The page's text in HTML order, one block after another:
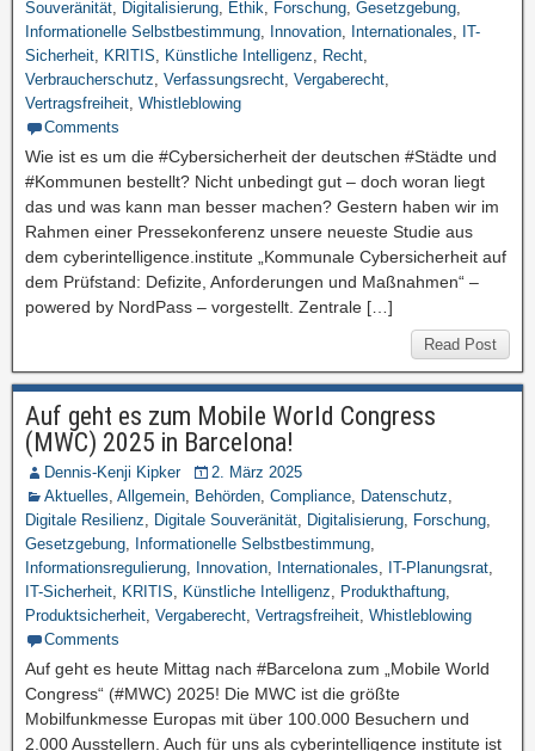
Souveränität, Digitalisierung, Ethik, Forschung, Gesetzgebung,
Informationelle Selbstbestimmung, Innovation, Internationales, IT-
Sicherheit, KRITIS, Künstliche Intelligenz, Recht,
Verbraucherschutz, Verfassungsrecht, Vergaberecht,
Vertragsfreiheit, Whistleblowing
Comments
Wie ist es um die #Cybersicherheit der deutschen #Städte und
#Kommunen bestellt? Nicht unbedingt gut – doch woran liegt
das und was kann man besser machen? Gestern haben wir im
Rahmen einer Pressekonferenz unsere neueste Studie aus
dem cyberintelligence.institute „Kommunale Cybersicherheit auf
dem Prüfstand: Defizite, Anforderungen und Maßnahmen“ –
powered by NordPass – vorgestellt. Zentrale […]
Read Post
Auf geht es zum Mobile World Congress
(MWC) 2025 in Barcelona!
Dennis-Kenji Kipker
2. März 2025
Aktuelles, Allgemein, Behörden, Compliance, Datenschutz,
Digitale Resilienz, Digitale Souveränität, Digitalisierung, Forschung,
Gesetzgebung, Informationelle Selbstbestimmung,
Informationsregulierung, Innovation, Internationales, IT-Planungsrat,
IT-Sicherheit, KRITIS, Künstliche Intelligenz, Produkthaftung,
Produktsicherheit, Vergaberecht, Vertragsfreiheit, Whistleblowing
Comments
Auf geht es heute Mittag nach #Barcelona zum „Mobile World
Congress“ (#MWC) 2025! Die MWC ist die größte
Mobilfunkmesse Europas mit über 100.000 Besuchern und
2.000 Ausstellern. Auch für uns als cyberintelligence institute ist